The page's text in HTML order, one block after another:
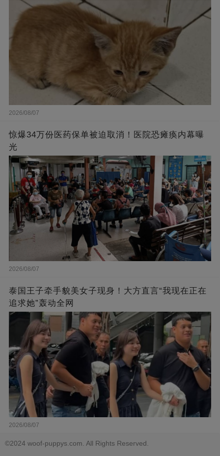
2026/08/07
惊爆34万份医药保单被迫取消！医院恐瘫痪内幕曝
光
2026/08/07
泰国王子牵手貌美女子现身！大方直言“我现在正在
追求她”轰动全网
2026/08/07
©2024 woof-puppys.com. All Rights Reserved.